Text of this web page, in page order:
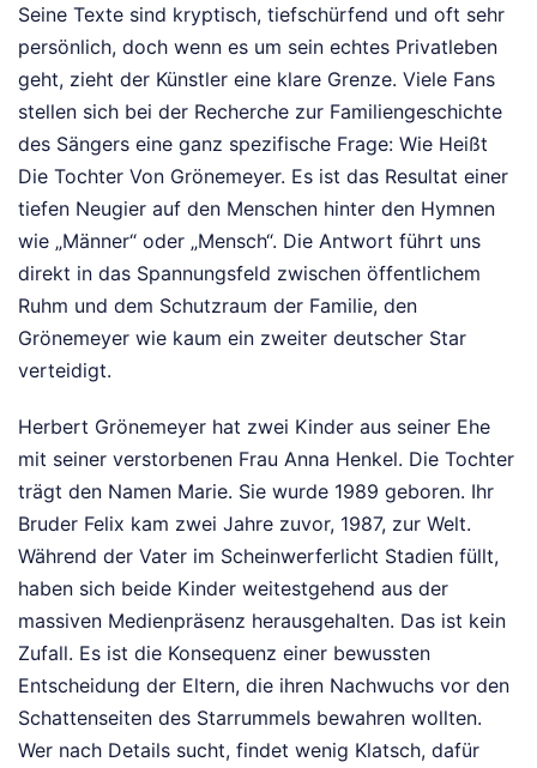
Seine Texte sind kryptisch, tiefschürfend und oft sehr
persönlich, doch wenn es um sein echtes Privatleben
geht, zieht der Künstler eine klare Grenze. Viele Fans
stellen sich bei der Recherche zur Familiengeschichte
des Sängers eine ganz spezifische Frage: Wie Heißt
Die Tochter Von Grönemeyer. Es ist das Resultat einer
tiefen Neugier auf den Menschen hinter den Hymnen
wie „Männer“ oder „Mensch“. Die Antwort führt uns
direkt in das Spannungsfeld zwischen öffentlichem
Ruhm und dem Schutzraum der Familie, den
Grönemeyer wie kaum ein zweiter deutscher Star
verteidigt.
Herbert Grönemeyer hat zwei Kinder aus seiner Ehe
mit seiner verstorbenen Frau Anna Henkel. Die Tochter
trägt den Namen Marie. Sie wurde 1989 geboren. Ihr
Bruder Felix kam zwei Jahre zuvor, 1987, zur Welt.
Während der Vater im Scheinwerferlicht Stadien füllt,
haben sich beide Kinder weitestgehend aus der
massiven Medienpräsenz herausgehalten. Das ist kein
Zufall. Es ist die Konsequenz einer bewussten
Entscheidung der Eltern, die ihren Nachwuchs vor den
Schattenseiten des Starrummels bewahren wollten.
Wer nach Details sucht, findet wenig Klatsch, dafür